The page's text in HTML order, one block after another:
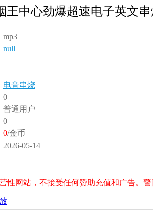
王中心劲爆超速电子英文
mp3
null
电音串烧
0
普通用户
0
0/金币
2026-05-14
性网站，不接受任何赞助充值和广告。